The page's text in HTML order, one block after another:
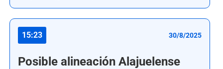
15:23 30/8/2025
Posible alineación Alajuelense